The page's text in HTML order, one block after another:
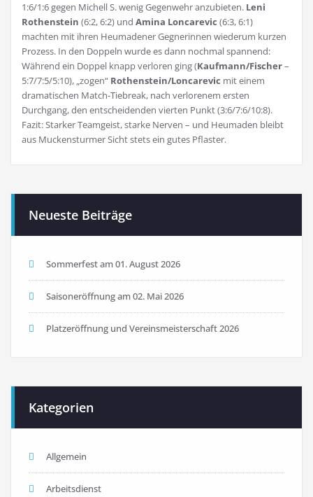
1:6/1:6 gegen Michell S. wenig Gegenwehr anzubieten. Leni
Rothenstein (6:2, 6:2) und Amina Loncarevic (6:3, 6:1)
machten mit ihren Heumadener Gegnerinnen wiederum kurzen
Prozess. In den Doppeln wurde es dann nochmal spannend:
Während ein Doppel knapp verloren ging (Kaufmann/Fischer–
5:7/7:5/5:10), „zogen“ Rothenstein/Loncarevic mit einem
dramatischen Match-Tiebreak, nach verlorenem ersten
Durchgang, den entscheidenden vierten Punkt (3:6/7:6/10:8).
Fazit: Starker Teamgeist, starke Nerven – und Heumaden bleibt
aus Muckensturmer Sicht stets ein gutes Pflaster.
Neueste Beiträge
Sommerfest am 01. August 2026
Saisoneröffnung am 02. Mai 2026
Platzeröffnung und Vereinsmeisterschaft 2026
Kategorien
Allgemein
Arbeitsdienst